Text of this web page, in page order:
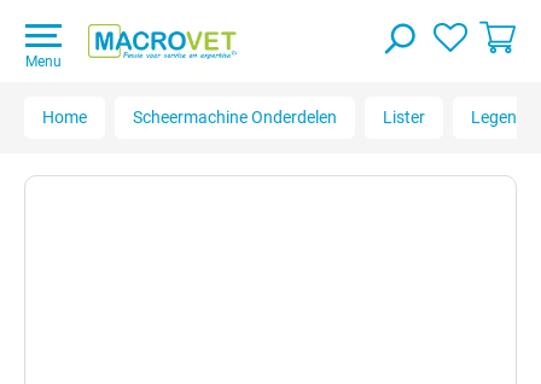
Menu
Home Scheermachine Onderdelen Lister Legend